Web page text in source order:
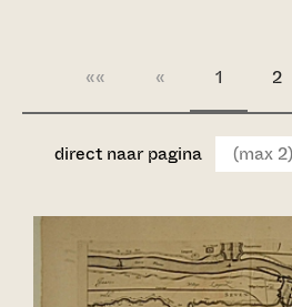
«« « 1 2
direct naar pagina